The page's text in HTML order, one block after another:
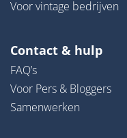
Voor vintage bedrijven
Contact & hulp
FAQ’s
Voor Pers & Bloggers
Samenwerken